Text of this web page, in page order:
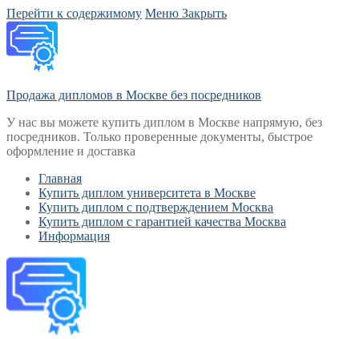
Перейти к содержимому Меню Закрыть
Продажа дипломов в Москве без посредников
У нас вы можете купить диплом в Москве напрямую, без
посредников. Только проверенные документы, быстрое
оформление и доставка
Главная
Купить диплом университета в Москве
Купить диплом с подтверждением Москва
Купить диплом с гарантией качества Москва
Информация